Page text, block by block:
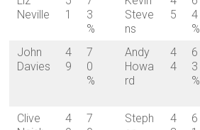
Neville
1
3
%
Steve
ns
5
4
%
John
Davies
4
9
7
0
%
Andy
Howa
rd
4
4
6
3
%
Clive
4
7
Steph
4
6